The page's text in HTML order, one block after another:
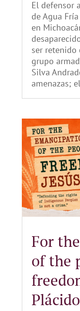
El defensor
de Agua
en
ser
grupo
Silva
amenazas;
For
of the